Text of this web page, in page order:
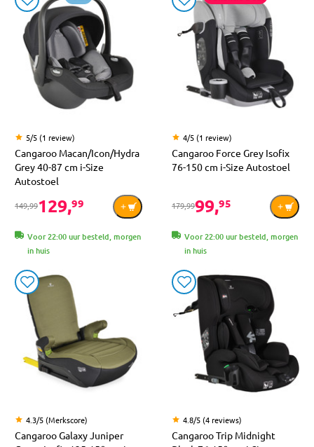
5/5 (1 review)
Cangaroo Macan/Icon/Hydra
Grey 40-87 cm i-Size
Autostoel
149,99129,99
Voor 22:00 uur besteld, morgen
in huis
4/5 (1 review)
Cangaroo Force Grey Isofix
76-150 cm i-Size Autostoel
179,9999,95
Voor 22:00 uur besteld, morgen
in huis
4.3/5 (Merkscore)
Cangaroo Galaxy Juniper
4.8/5 (4 reviews)
Cangaroo Trip Midnight